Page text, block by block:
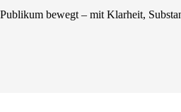
bewegt – mit Klarheit,